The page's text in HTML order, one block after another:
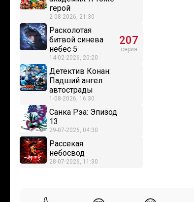
герой
2-08-2026, 21:30
Расколотая
битвой синева
небес 5
14-02-2026, 20:20
207
серия
Детектив Конан:
Падший ангел
автострады
1-08-2026, 16:30
Санка Рэа: Эпизод
13
29-07-2026, 04:30
Рассекая
небосвод
28-07-2026, 11:30